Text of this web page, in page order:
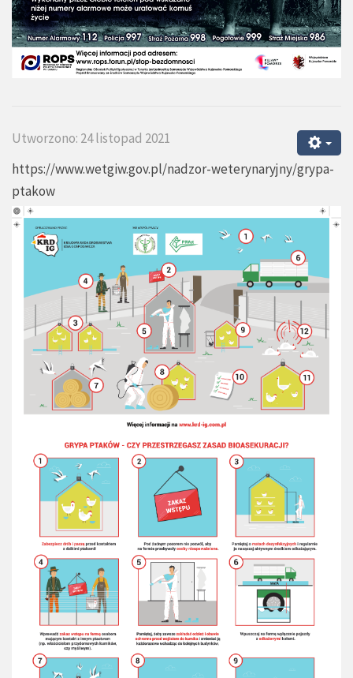
Utworzono: 24 listopad 2021
https://www.wetgiw.gov.pl/nadzor-weterynaryjny/grypa-
ptakow